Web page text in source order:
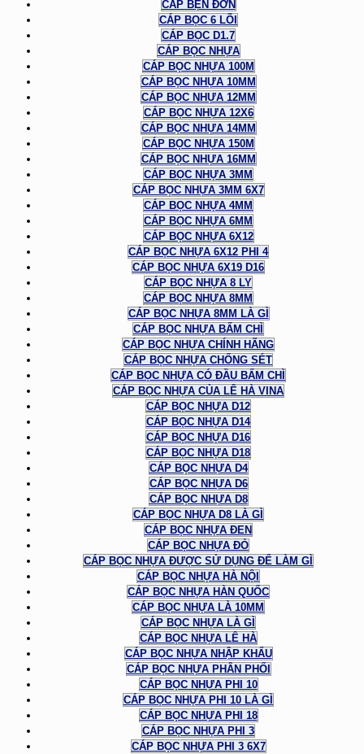
CÁP BỆN ĐƠN
CÁP BỌC 6 LÕI
CÁP BỌC D1.7
CÁP BỌC NHỰA
CÁP BỌC NHỰA 100M
CÁP BỌC NHỰA 10MM
CÁP BỌC NHỰA 12MM
CÁP BỌC NHỰA 12X6
CÁP BỌC NHỰA 14MM
CÁP BỌC NHỰA 150M
CÁP BỌC NHỰA 16MM
CÁP BỌC NHỰA 3MM
CÁP BỌC NHỰA 3MM 6X7
CÁP BỌC NHỰA 4MM
CÁP BỌC NHỰA 6MM
CÁP BỌC NHỰA 6X12
CÁP BỌC NHỰA 6X12 PHI 4
CÁP BỌC NHỰA 6X19 D16
CÁP BỌC NHỰA 8 LY
CÁP BỌC NHỰA 8MM
CÁP BỌC NHỰA 8MM LÀ GÌ
CÁP BỌC NHỰA BẤM CHÌ
CÁP BỌC NHỰA CHÍNH HÃNG
CÁP BỌC NHỰA CHỐNG SÉT
CÁP BỌC NHỰA CÓ ĐẦU BẤM CHÌ
CÁP BỌC NHỰA CỦA LÊ HÀ VINA
CÁP BỌC NHỰA D12
CÁP BỌC NHỰA D14
CÁP BỌC NHỰA D16
CÁP BỌC NHỰA D18
CÁP BỌC NHỰA D4
CÁP BỌC NHỰA D6
CÁP BỌC NHỰA D8
CÁP BỌC NHỰA D8 LÀ GÌ
CÁP BỌC NHỰA ĐEN
CÁP BỌC NHỰA ĐỎ
CÁP BỌC NHỰA ĐƯỢC SỬ DỤNG ĐỂ LÀM GÌ
CÁP BỌC NHỰA HÀ NỘI
CÁP BỌC NHỰA HÀN QUỐC
CÁP BỌC NHỰA LÀ 10MM
CÁP BỌC NHỰA LÀ GÌ
CÁP BỌC NHỰA LÊ HÀ
CÁP BỌC NHỰA NHẬP KHẨU
CÁP BỌC NHỰA PHÂN PHỐI
CÁP BỌC NHỰA PHI 10
CÁP BỌC NHỰA PHI 10 LÀ GÌ
CÁP BỌC NHỰA PHI 18
CÁP BỌC NHỰA PHI 3
CÁP BỌC NHỰA PHI 3 6X7